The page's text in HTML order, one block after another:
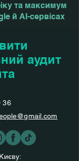
та максимум
й AI-сервісах
аудит
36